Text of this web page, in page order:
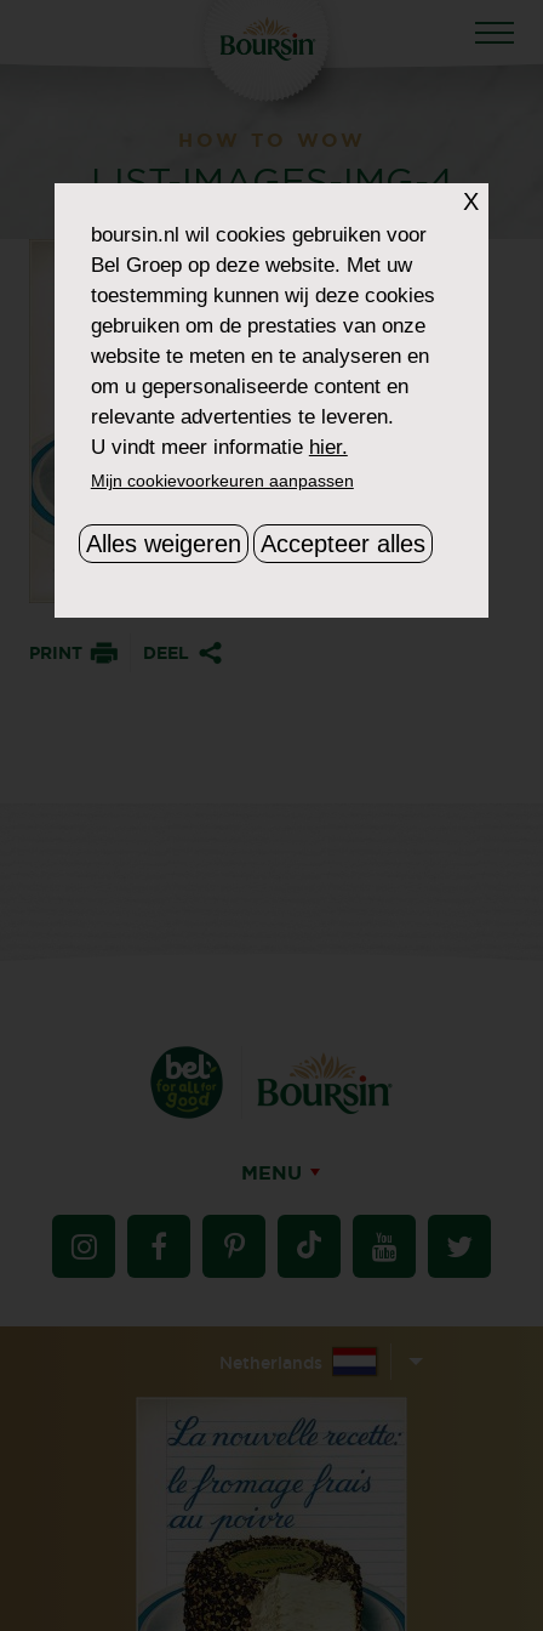
HOW TO WOW
LIST-IMAGES-IMG-4
PRINT DEEL
MENU
Netherlands
X
boursin.nl wil cookies gebruiken voor
Bel Groep op deze website. Met uw
toestemming kunnen wij deze cookies
gebruiken om de prestaties van onze
website te meten en te analyseren en
om u gepersonaliseerde content en
relevante advertenties te leveren.
U vindt meer informatie hier.
Mijn cookievoorkeuren aanpassen
Alles weigeren Accepteer alles